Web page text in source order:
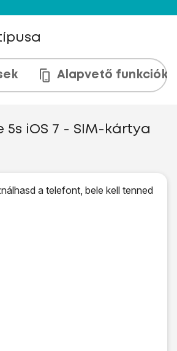
Alapvető funkciók
5s iOS 7 - SIM-kártya
a telefont, bele kell tenned